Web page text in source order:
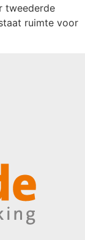
tweederde
ruimte voor